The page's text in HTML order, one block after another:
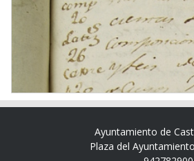
Ayuntamiento de
Plaza del